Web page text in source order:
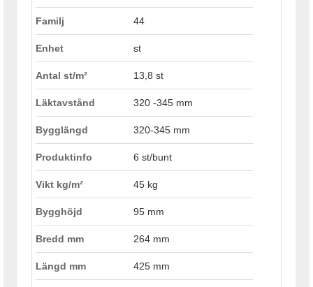
Familj 44
Enhet st
Antal st/m² 13,8 st
Läktavstånd 320 -345 mm
Bygglängd 320-345 mm
Produktinfo 6 st/bunt
Vikt kg/m² 45 kg
Bygghöjd 95 mm
Bredd mm 264 mm
Längd mm 425 mm